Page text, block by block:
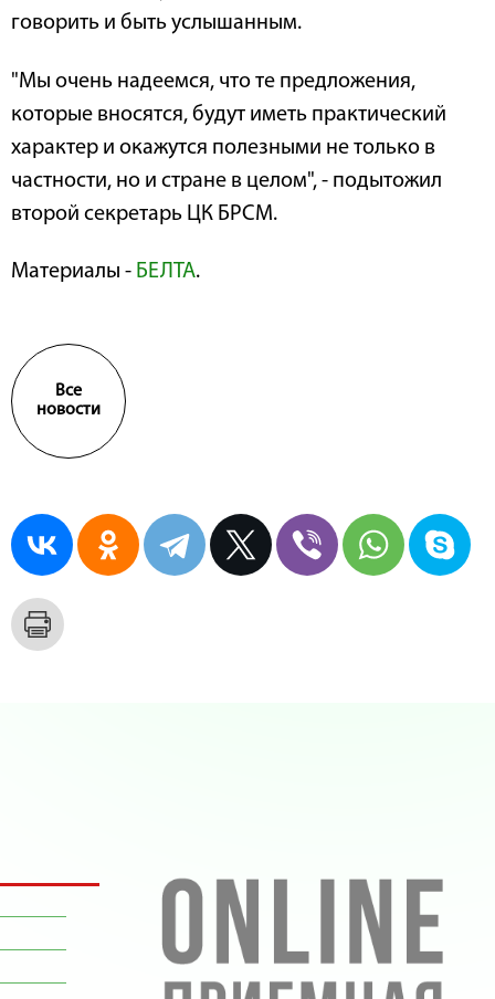
говорить и быть услышанным.
"Мы очень надеемся, что те предложения,
которые вносятся, будут иметь практический
характер и окажутся полезными не только в
частности, но и стране в целом", - подытожил
второй секретарь ЦК БРСМ.
Материалы - БЕЛТА.
Все
новости